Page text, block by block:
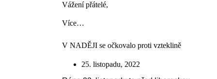
Vážení přátelé,
Více…
V NADĚJI se očkovalo proti vzteklině
25. listopadu, 2022